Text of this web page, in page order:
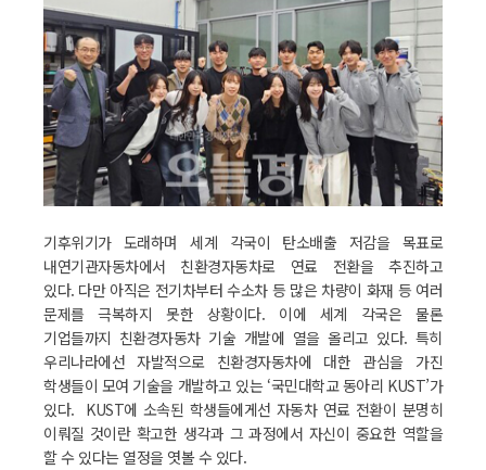
기후위기가 도래하며 세계 각국이 탄소배출 저감을 목표로
내연기관자동차에서 친환경자동차로 연료 전환을 추진하고
있다. 다만 아직은 전기차부터 수소차 등 많은 차량이 화재 등 여러
문제를 극복하지 못한 상황이다. 이에 세계 각국은 물론
기업들까지 친환경자동차 기술 개발에 열을 올리고 있다. 특히
우리나라에선 자발적으로 친환경자동차에 대한 관심을 가진
학생들이 모여 기술을 개발하고 있는 ‘국민대학교 동아리 KUST’가
있다. KUST에 소속된 학생들에게선 자동차 연료 전환이 분명히
이뤄질 것이란 확고한 생각과 그 과정에서 자신이 중요한 역할을
할 수 있다는 열정을 엿볼 수 있다.